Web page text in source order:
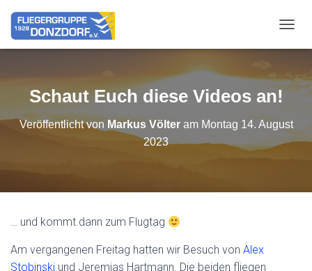
Schaut Euch diese Videos an!
Veröffentlicht von Markus Völteram Montag 14. August
2023
… und kommt dann zum Flugtag
Am vergangenen Freitag hatten wir Besuch von Alex
Stobinski und Jeremias Hartmann. Die beiden fliegen